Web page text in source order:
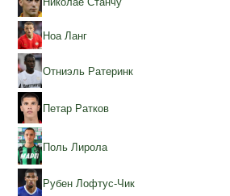
Ноа Ланг
Отниэль Ратеринк
Петар Ратков
Поль Лирола
Рубен Лофтус-Чик